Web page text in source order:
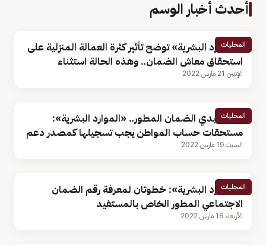
أحدث أخبار الوسم
المحليات
«الموارد البشرية» توضح تأثير كثرة العمالة المنزلية على
استحقاق معاش الضمان.. وهذه الحالة استثناء
الإثنين 21 مارس 2022
المحليات
لمستفيدي الضمان المطور.. «الموارد البشرية»:
مستحقات حساب المواطن يجب تسجيلها كمصدر دعم
السبت 19 مارس 2022
المحليات
«الموارد البشرية»: خطوتان لمعرفة رقم الضمان
الاجتماعي المطور الخاص بالمستفيد
الأربعاء 16 مارس 2022